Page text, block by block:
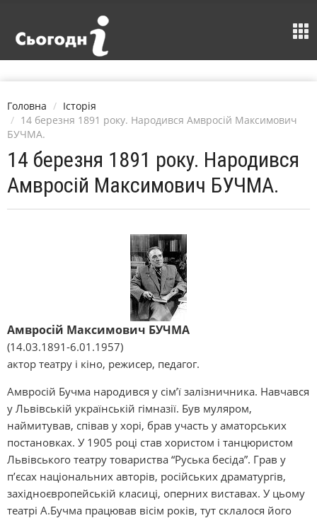
Головна
Історія
14 березня 1891 року. Народився Амвросій Максимович
БУЧМА.
14 березня 1891 року. Народився
Амвросій Максимович БУЧМА.
Амвросій Максимович БУЧМА
(14.03.1891-6.01.1957)
актор театру і кіно, режисер, педагог.
Амвросій Бучма народився у сім’ї залізничника. Навчався
у Львівській українській гімназії. Був муляром,
наймитував, співав у хорі, брав участь у аматорських
постановках. У 1905 році став хористом і танцюристом
Львівського театру товариства “Руська бесіда”. Грав у
п’єсах національних авторів, російських драматургів,
західноєвропейській класиці, оперних виставах. У цьому
театрі А.Бучма працював вісім років, тут склалося його